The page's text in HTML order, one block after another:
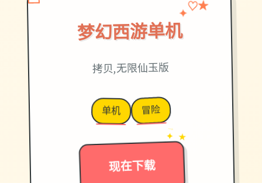
梦幻西游单机
✦♡★
拷贝,无限仙玉版
单机 冒险
现在下载
→
✦ ★